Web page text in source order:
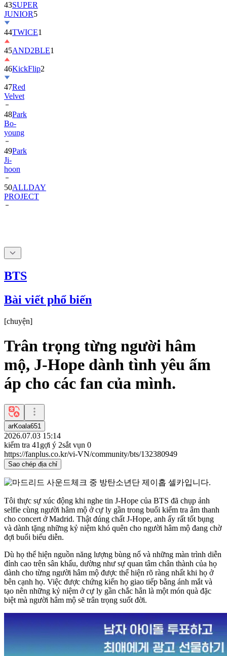
43SUPER
JUNIOR5
44TWICE1
45AND2BLE1
46KickFlip2
47Red
Velvet
48Park
Bo-
young
49Park
Ji-
hoon
50ALLDAY
PROJECT
BTS
Bài viết phổ biến
[chuyện]
Trân trọng từng người hâm
mộ, J-Hope dành tình yêu ấm
áp cho các fan của mình.
arKoala651
2026.07.03 15:14
kiểm tra 41 gợi ý 2sắt vụn 0
https://fanplus.co.kr/vi-VN/community/bts/132380949
Sao chép địa chỉ
Tôi thực sự xúc động khi nghe tin J-Hope của BTS đã chụp ảnh
selfie cùng người hâm mộ ở cự ly gần trong buổi kiểm tra âm thanh
cho concert ở Madrid. Thật đúng chất J-Hope, anh ấy rất tốt bụng
và dành tặng những kỷ niệm khó quên cho người hâm mộ đang chờ
đợi buổi biểu diễn.
Dù họ thể hiện nguồn năng lượng bùng nổ và những màn trình diễn
đỉnh cao trên sân khấu, dường như sự quan tâm chân thành của họ
dành cho từng người hâm mộ được thể hiện rõ ràng nhất khi họ ở
bên cạnh họ. Việc được chứng kiến ​​họ giao tiếp bằng ánh mắt và
tạo nên những kỷ niệm ở cự ly gần chắc hẳn là một món quà đặc
biệt mà người hâm mộ sẽ trân trọng suốt đời.